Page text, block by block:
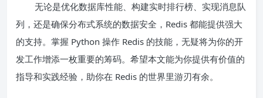
无论是优化数据库性能、构建实时排行榜、实现消息队
列，还是确保分布式系统的数据安全，Redis 都能提供强大
的支持。掌握 Python 操作 Redis 的技能，无疑将为你的开
发工作增添一枚重要的筹码。希望本文能为你提供有价值的
指导和实践经验，助你在 Redis 的世界里游刃有余。